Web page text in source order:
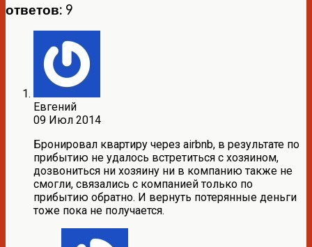
ответов: 9
Евгений
09 Июл 2014
Бронировал квартиру через airbnb, в результате по
прибытию не удалось встретиться с хозяином,
дозвониться ни хозяину ни в компанию также не
смогли, связались с компанией только по
прибытию обратно. И вернуть потерянные деньги
тоже пока не получается.